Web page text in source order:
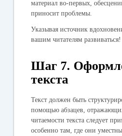
материал во-первых,
приносит проблемы.
Указывая источник
вашим читателям развиваться!
Шаг 7.
текста
Текст должен быть
помощью абзацев,
читаемости текста следует
особенно там, где они